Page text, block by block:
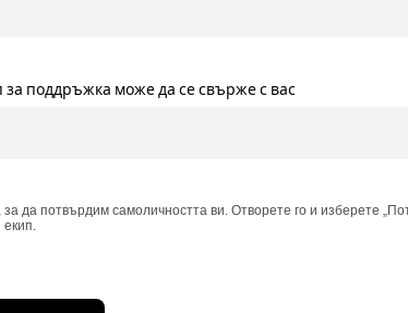
поддръжка може да се свърже с вас
да потвърдим самоличността ви. Отворете го и изберете
екип.